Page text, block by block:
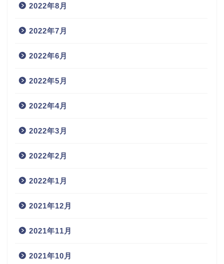
2022年8月
2022年7月
2022年6月
2022年5月
2022年4月
2022年3月
2022年2月
2022年1月
2021年12月
2021年11月
2021年10月